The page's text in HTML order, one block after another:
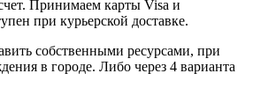
Принимаем карты Visa и
при курьерской доставке.
собственными ресурсами, при
в городе. Либо через 4 варианта